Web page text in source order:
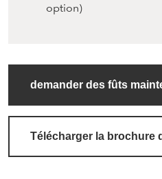
option)
demander des fûts
Télécharger la brochure